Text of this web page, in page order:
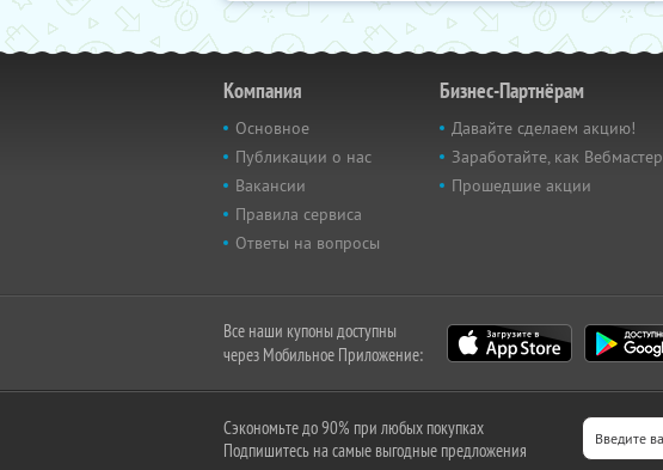
Компания
Основное
Публикации о нас
Вакансии
Правила сервиса
Ответы на вопросы
Бизнес-Партнёрам
Давайте сделаем акцию!
Заработайте, как Вебмастер
Прошедшие акции
Все наши купоны доступны
через Мобильное Приложение:
Сэкономьте до 90% при любых покупках
Подпишитесь на самые выгодные предложения